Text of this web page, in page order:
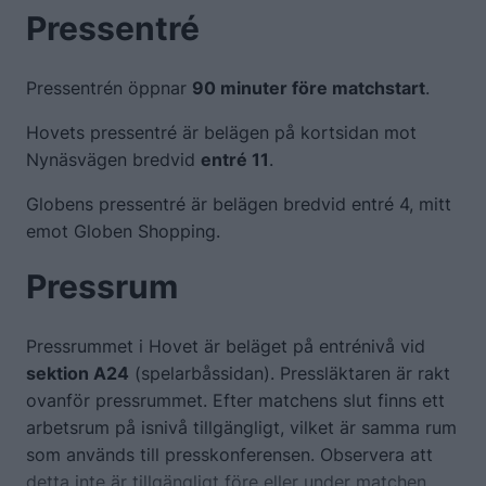
Pressentré
Pressentrén öppnar 90 minuter före matchstart.
Hovets pressentré är belägen på kortsidan mot
Nynäsvägen bredvid entré 11.
Globens pressentré är belägen bredvid entré 4, mitt
emot Globen Shopping.
Pressrum
Pressrummet i Hovet är beläget på entrénivå vid
sektion A24 (spelarbåssidan). Pressläktaren är rakt
ovanför pressrummet. Efter matchens slut finns ett
arbetsrum på isnivå tillgängligt, vilket är samma rum
som används till presskonferensen. Observera att
detta inte är tillgängligt före eller under matchen.